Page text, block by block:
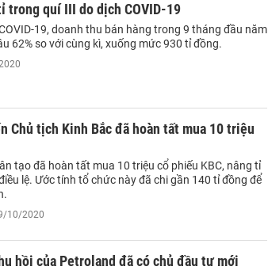
trong quí III do dịch COVID-19
19, doanh thu bán hàng trong 9 tháng đầu năm
62% so với cùng kì, xuống mức 930 tỉ đồng.
Chủ tịch Kinh Bắc đã hoàn tất mua 10 triệu
tạo đã hoàn tất mua 10 triệu cổ phiếu KBC, nâng tỉ
lệ. Ước tính tổ chức này đã chi gần 140 tỉ đồng để
10/2020
hồi của Petroland đã có chủ đầu tư mới